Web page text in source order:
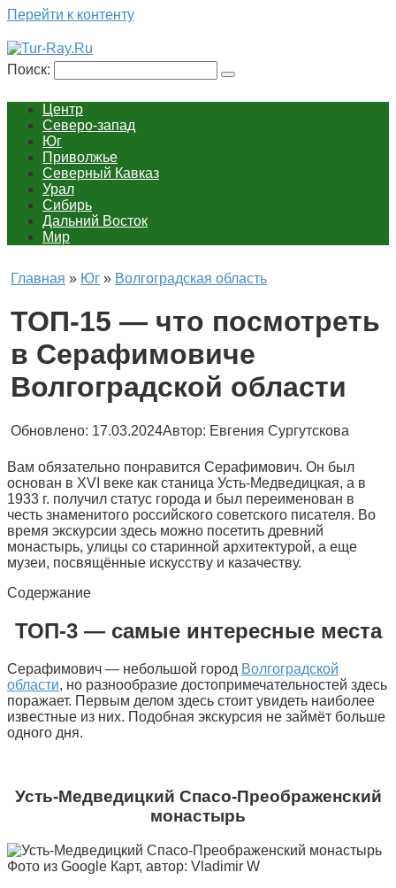
Перейти к контенту
Поиск:
Центр
Северо-запад
Юг
Приволжье
Северный Кавказ
Урал
Сибирь
Дальний Восток
Мир
Главная » Юг » Волгоградская область
ТОП-15 — что посмотреть
в Серафимовиче
Волгоградской области
Обновлено: 17.03.2024Автор: Евгения Сургутскова
Вам обязательно понравится Серафимович. Он был
основан в XVI веке как станица Усть-Медведицкая, а в
1933 г. получил статус города и был переименован в
честь знаменитого российского советского писателя. Во
время экскурсии здесь можно посетить древний
монастырь, улицы со старинной архитектурой, а еще
музеи, посвящённые искусству и казачеству.
Содержание
ТОП-3 — самые интересные места
Серафимович — небольшой город Волгоградской
области, но разнообразие достопримечательностей здесь
поражает. Первым делом здесь стоит увидеть наиболее
известные из них. Подобная экскурсия не займёт больше
одного дня.
Усть-Медведицкий Спасо-Преображенский
монастырь
Фото из Google Карт, автор: Vladimir W